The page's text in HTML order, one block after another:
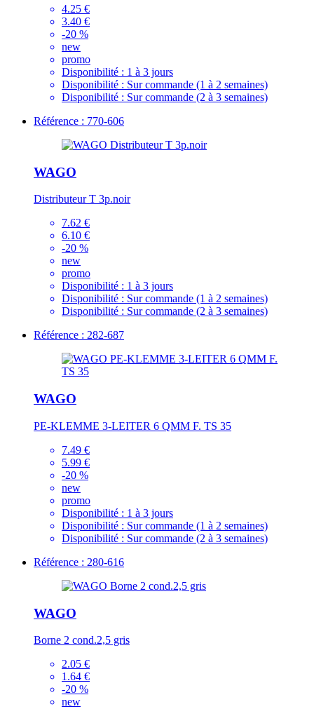
4.25 €
3.40 €
-20 %
new
promo
Disponibilité : 1 à 3 jours
Disponibilité : Sur commande (1 à 2 semaines)
Disponibilité : Sur commande (2 à 3 semaines)
Référence : 770-606
WAGO
Distributeur T 3p.noir
7.62 €
6.10 €
-20 %
new
promo
Disponibilité : 1 à 3 jours
Disponibilité : Sur commande (1 à 2 semaines)
Disponibilité : Sur commande (2 à 3 semaines)
Référence : 282-687
WAGO
PE-KLEMME 3-LEITER 6 QMM F. TS 35
7.49 €
5.99 €
-20 %
new
promo
Disponibilité : 1 à 3 jours
Disponibilité : Sur commande (1 à 2 semaines)
Disponibilité : Sur commande (2 à 3 semaines)
Référence : 280-616
WAGO
Borne 2 cond.2,5 gris
2.05 €
1.64 €
-20 %
new